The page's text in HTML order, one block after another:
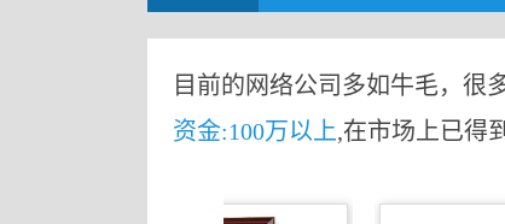
目前的网络公司多如牛毛，很
资金:100万以上,在市场上已得